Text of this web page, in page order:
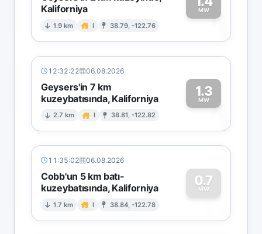
Kaliforniya
1.9 km I 38.79, -122.76
MW1
12:32:22 06.08.2026
Geysers'in 7 km
kuzeybatısında, Kaliforniya
2.7 km I 38.81, -122.82
1.3
MW1
11:35:02 06.08.2026
Cobb'un 5 km batı-
kuzeybatısında, Kaliforniya
1.7 km I 38.84, -122.78
0.7
MW
0